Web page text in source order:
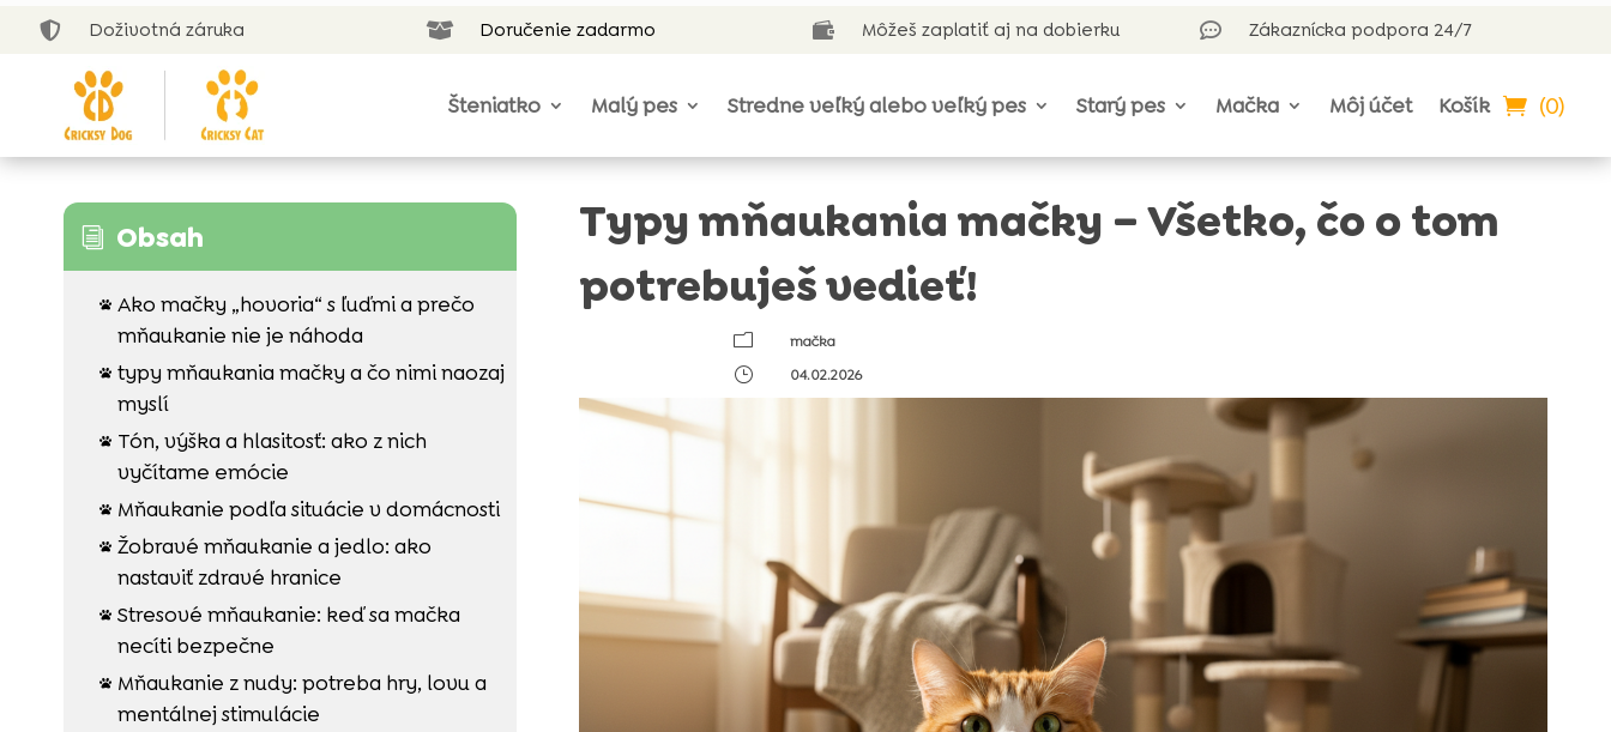
 Doživotná záruka  Doručenie zadarmo  Môžeš zaplatiť aj na dobierku  Zákaznícka podpora 24/7
Šteniatko Malý pes Stredne veľký alebo veľký pes Starý pes Mačka Môj účet Košík (0)
i Obsah
 Ako mačky „hovoria“ s ľuďmi a prečo
mňaukanie nie je náhoda
 typy mňaukania mačky a čo nimi naozaj
myslí

Tón, výška a hlasitosť: ako z nich
vyčítame emócie
 Mňaukanie podľa situácie v domácnosti
 Žobravé mňaukanie a jedlo: ako
nastaviť zdravé hranice
 Stresové mňaukanie: keď sa mačka
necíti bezpečne

Mňaukanie z nudy: potreba hry, lovu a
mentálnej stimulácie
Typy mňaukania mačky – Všetko, čo o tom
potrebuješ vedieť!
m
mačka
}
04.02.2026